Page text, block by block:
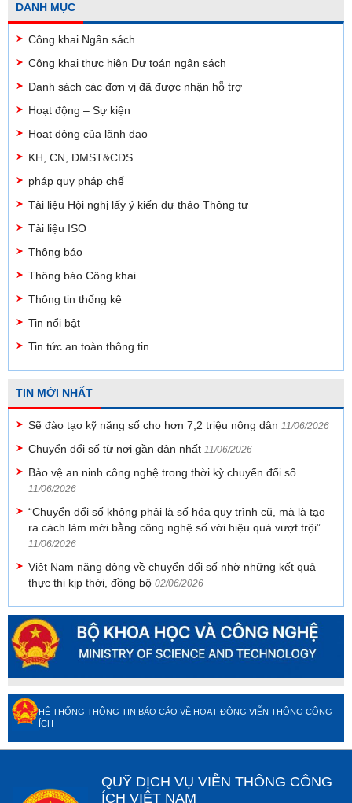
DANH MỤC
Công khai Ngân sách
Công khai thực hiện Dự toán ngân sách
Danh sách các đơn vị đã được nhận hỗ trợ
Hoạt động – Sự kiện
Hoạt động của lãnh đạo
KH, CN, ĐMST&CĐS
pháp quy pháp chế
Tài liệu Hội nghị lấy ý kiến dự thảo Thông tư
Tài liệu ISO
Thông báo
Thông báo Công khai
Thông tin thống kê
Tin nổi bật
Tin tức an toàn thông tin
TIN MỚI NHẤT
Sẽ đào tạo kỹ năng số cho hơn 7,2 triệu nông dân 11/06/2026
Chuyển đổi số từ nơi gần dân nhất 11/06/2026
Bảo vệ an ninh công nghệ trong thời kỳ chuyển đổi số
11/06/2026
“Chuyển đổi số không phải là số hóa quy trình cũ, mà là tạo
ra cách làm mới bằng công nghệ số với hiệu quả vượt trội”
11/06/2026
Việt Nam năng động về chuyển đổi số nhờ những kết quả
thực thi kịp thời, đồng bộ 02/06/2026
HỆ THỐNG THÔNG TIN BÁO CÁO VỀ HOẠT ĐỘNG VIỄN THÔNG CÔNG
ÍCH
QUỸ DỊCH VỤ VIỄN THÔNG CÔNG
ÍCH VIỆT NAM